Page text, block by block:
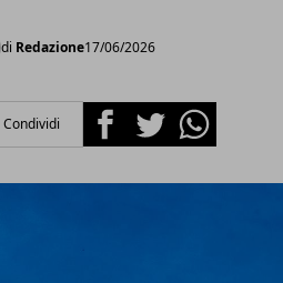
di Redazione17/06/2026
Condividi FacebookTwitterWhatsapp